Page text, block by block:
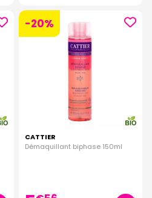
-20%
CATTIER
Démaquillant biphase 150ml